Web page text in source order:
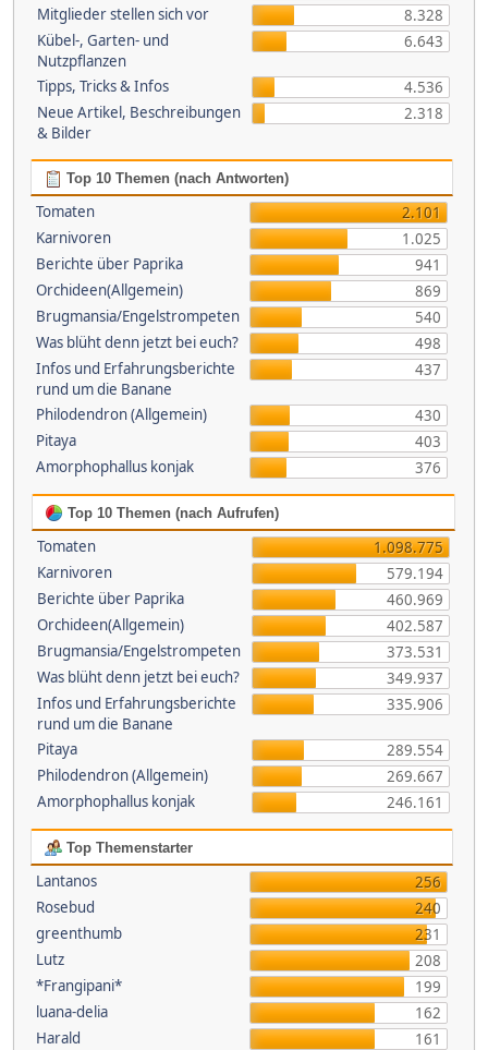
Mitglieder stellen sich vor
8.328
Kübel-, Garten- und
Nutzpflanzen
6.643
Tipps, Tricks & Infos
4.536
Neue Artikel, Beschreibungen
& Bilder
2.318
Top 10 Themen (nach Antworten)
Tomaten
2.101
Karnivoren
1.025
Berichte über Paprika
941
Orchideen(Allgemein)
869
Brugmansia/Engelstrompeten
540
Was blüht denn jetzt bei euch?
498
Infos und Erfahrungsberichte
rund um die Banane
437
Philodendron (Allgemein)
430
Pitaya
403
Amorphophallus konjak
376
Top 10 Themen (nach Aufrufen)
Tomaten
1.098.775
Karnivoren
579.194
Berichte über Paprika
460.969
Orchideen(Allgemein)
402.587
Brugmansia/Engelstrompeten
373.531
Was blüht denn jetzt bei euch?
349.937
Infos und Erfahrungsberichte
rund um die Banane
335.906
Pitaya
289.554
Philodendron (Allgemein)
269.667
Amorphophallus konjak
246.161
Top Themenstarter
Lantanos
256
Rosebud
240
greenthumb
231
Lutz
208
*Frangipani*
199
luana-delia
162
Harald
161